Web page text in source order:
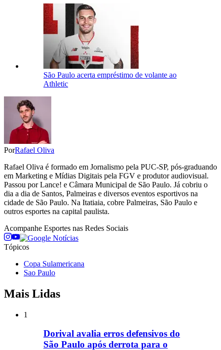
São Paulo acerta empréstimo de volante ao
Athletic
PorRafael Oliva
Rafael Oliva é formado em Jornalismo pela PUC-SP, pós-graduando
em Marketing e Mídias Digitais pela FGV e produtor audiovisual.
Passou por Lance! e Câmara Municipal de São Paulo. Já cobriu o
dia a dia de Santos, Palmeiras e diversos eventos esportivos na
cidade de São Paulo. Na Itatiaia, cobre Palmeiras, São Paulo e
outros esportes na capital paulista.
Acompanhe Esportes nas Redes Sociais
Tópicos
Copa Sulamericana
Sao Paulo
Mais Lidas
1
Dorival avalia erros defensivos do
São Paulo após derrota para o